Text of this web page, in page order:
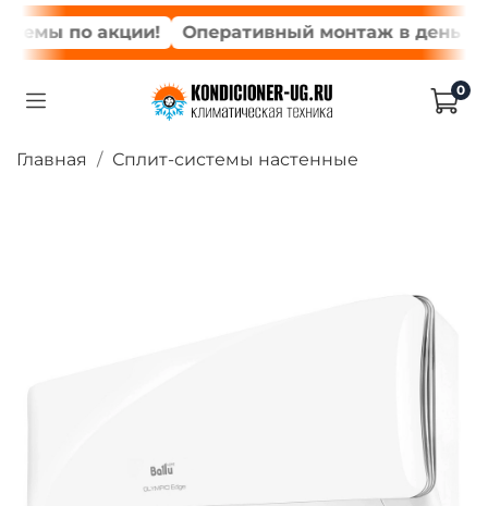
по акции! Оперативный монтаж в день
0
Главная Сплит-системы настенные